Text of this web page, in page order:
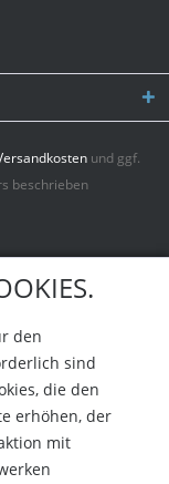
und ggf.
beschrieben
den
sind
die den
erhöhen, der
mit